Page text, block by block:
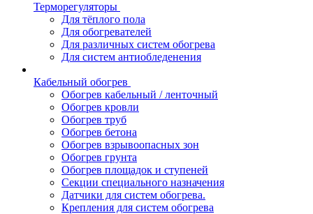
Терморегуляторы
Для тёплого пола
Для обогревателей
Для различных систем обогрева
Для систем антиобледенения
Кабельный обогрев
Обогрев кабельный / ленточный
Обогрев кровли
Обогрев труб
Обогрев бетона
Обогрев взрывоопасных зон
Обогрев грунта
Обогрев площадок и ступеней
Секции специального назначения
Датчики для систем обогрева.
Крепления для систем обогрева